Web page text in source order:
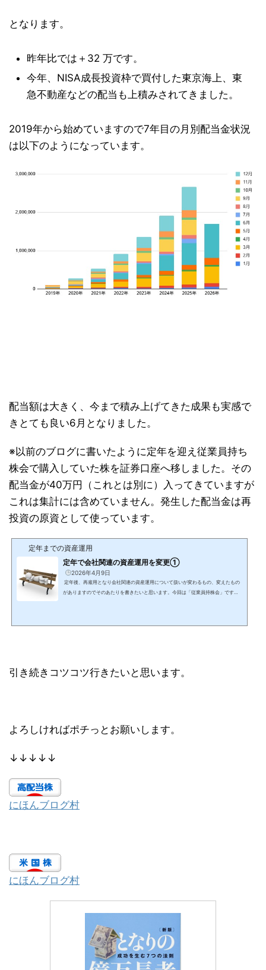
となります。
昨年比では＋32 万です。
今年、NISA成長投資枠で買付した東京海上、東
急不動産などの配当も上積みされてきました。
2019年から始めていますので7年目の月別配当金状況
は以下のようになっています。
配当額は大きく、今まで積み上げてきた成果も実感で
きとても良い6月となりました。
※以前のブログに書いたように定年を迎え従業員持ち
株会で購入していた株を証券口座へ移しました。その
配当金が40万円（これとは別に）入ってきていますが
これは集計には含めていません。発生した配当金は再
投資の原資として使っています。
定年までの資産運用
定年で会社関連の資産運用を変更①
2026年4月9日
定年後、再雇用となり会社関連の資産運用について扱いが変わるもの、変えたもの
がありますのでそのあたりを書きたいと思います。今回は「従業員持株会」です。
引き続きコツコツ行きたいと思います。
よろしければポチっとお願いします。
↓↓↓↓↓
にほんブログ村
にほんブログ村